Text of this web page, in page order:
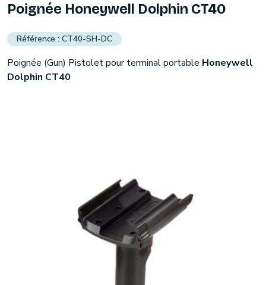
Poignée Honeywell Dolphin CT40
CT40-SH-DC
Poignée (Gun) Pistolet pour terminal portable Honeywell
Dolphin CT40